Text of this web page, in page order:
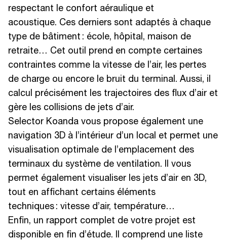
respectant le confort aéraulique et
acoustique. Ces derniers sont adaptés à chaque
type de bâtiment : école, hôpital, maison de
retraite… Cet outil prend en compte certaines
contraintes comme la vitesse de l’air, les pertes
de charge ou encore le bruit du terminal. Aussi, il
calcul précisément les trajectoires des flux d’air et
gère les collisions de jets d’air.
Selector Koanda vous propose également une
navigation 3D à l’intérieur d’un local et permet une
visualisation optimale de l’emplacement des
terminaux du système de ventilation. Il vous
permet également visualiser les jets d’air en 3D,
tout en affichant certains éléments
techniques : vitesse d’air, température…
Enfin, un rapport complet de votre projet est
disponible en fin d’étude. Il comprend une liste